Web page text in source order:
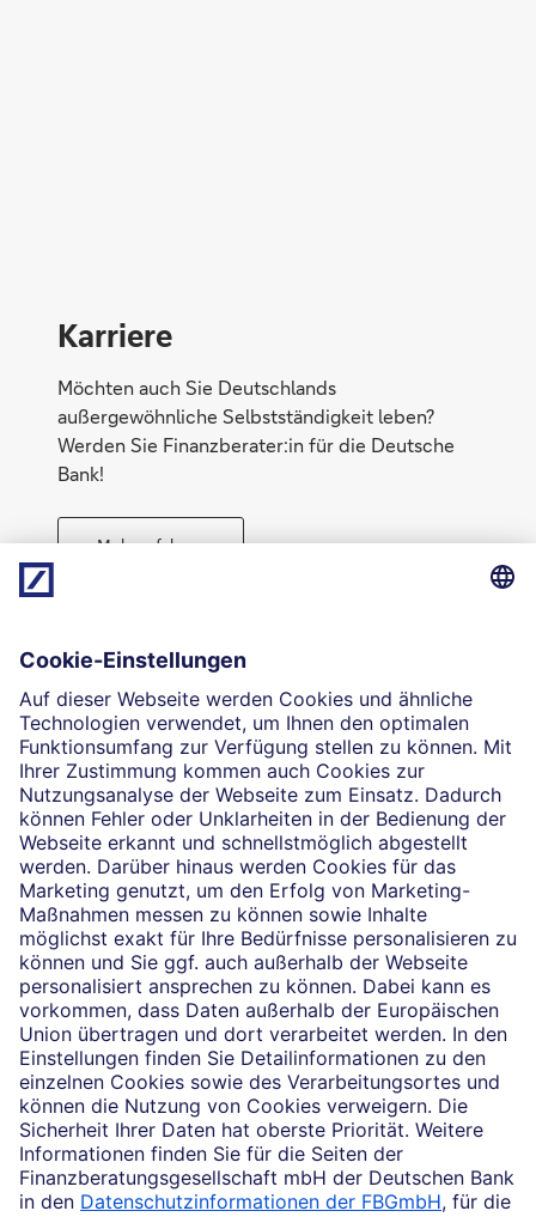
Direktabschluss möglich
Geld anlegen
Ruhestand planen
Karriere
Möchten auch Sie Deutschlands
außergewöhnliche Selbstständigkeit leben?
Werden Sie Finanzberater:in für die Deutsche
Bank!
Mehr erfahren
Die selbstständigen Finanzberater:innen beraten in
Finanzgeschäften, die sie für die Deutsche Bank AG
vermitteln dürfen. Das Einverständnis zu den dabei
vermittelten Verträgen sowie in diesem
Zusammenhang erforderliche Erklärungen werden
stets rechtsverbindlich nur durch die Deutsche Bank
AG oder durch die mit ihr kooperierenden
Produktpartner gegeben.
Impressum
Rechtliche Hinweise
Datenschutz
Barrierefreiheit
Cookie-Einstellungen